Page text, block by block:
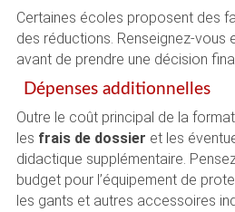
Certaines écoles proposent des
des réductions. Renseignez-
avant de prendre une décision
Dépenses additionnelles
Outre le coût principal de la
les frais de dossier et les
didactique supplémentaire.
budget pour l’équipement de
les gants et autres accessoires